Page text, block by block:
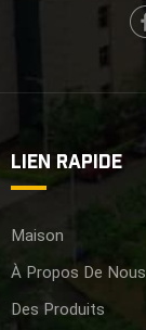
LIEN RAPIDE
Maison
À Propos De Nous
Des Produits